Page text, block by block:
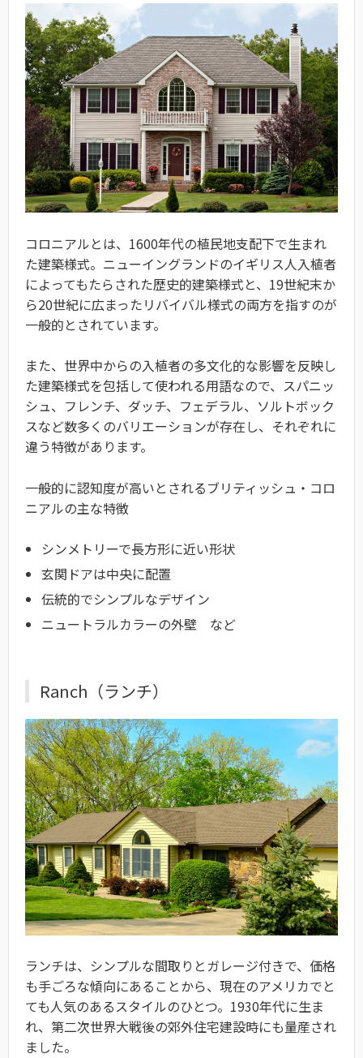
コロニアルとは、1600年代の植民地支配下で生まれ
た建築様式。ニューイングランドのイギリス人入植者
によってもたらされた歴史的建築様式と、19世紀末か
ら20世紀に広まったリバイバル様式の両方を指すのが
一般的とされています。
また、世界中からの入植者の多文化的な影響を反映し
た建築様式を包括して使われる用語なので、スパニッ
シュ、フレンチ、ダッチ、フェデラル、ソルトボック
スなど数多くのバリエーションが存在し、それぞれに
違う特徴があります。
一般的に認知度が高いとされるブリティッシュ・コロ
ニアルの主な特徴
シンメトリーで長方形に近い形状
玄関ドアは中央に配置
伝統的でシンプルなデザイン
ニュートラルカラーの外壁 など
Ranch（ランチ）
ランチは、シンプルな間取りとガレージ付きで、価格
も手ごろな傾向にあることから、現在のアメリカでと
ても人気のあるスタイルのひとつ。1930年代に生ま
れ、第二次世界大戦後の郊外住宅建設時にも量産され
ました。